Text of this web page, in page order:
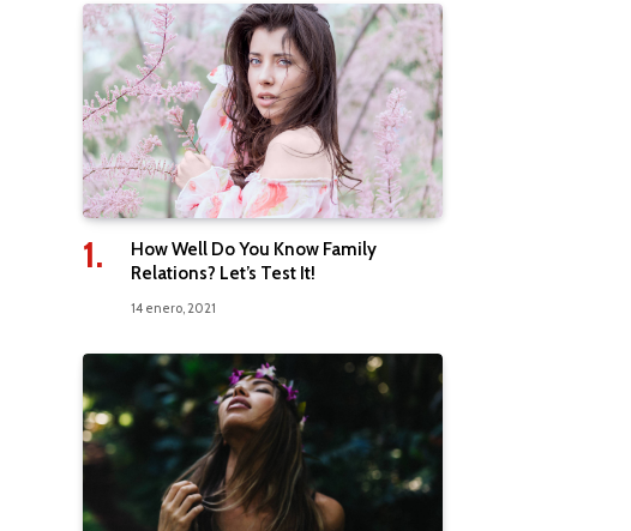
How Well Do You Know Family
Relations? Let’s Test It!
14 enero, 2021